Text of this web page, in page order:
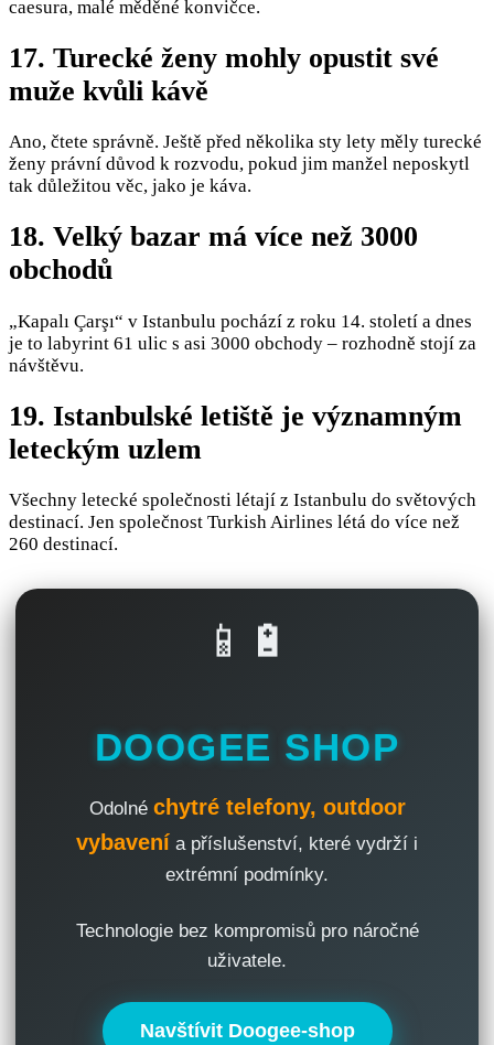
caesura, malé měděné konvičce.
17. Turecké ženy mohly opustit své
muže kvůli kávě
Ano, čtete správně. Ještě před několika sty lety měly turecké
ženy právní důvod k rozvodu, pokud jim manžel neposkytl
tak důležitou věc, jako je káva.
18. Velký bazar má více než 3000
obchodů
„Kapalı Çarşı“ v Istanbulu pochází z roku 14. století a dnes
je to labyrint 61 ulic s asi 3000 obchody – rozhodně stojí za
návštěvu.
19. Istanbulské letiště je významným
leteckým uzlem
Všechny letecké společnosti létají z Istanbulu do světových
destinací. Jen společnost Turkish Airlines létá do více než
260 destinací.
📱🔋
DOOGEE SHOP
Odolné chytré telefony, outdoor
vybavení a příslušenství, které vydrží i
extrémní podmínky.
Technologie bez kompromisů pro náročné
uživatele.
Navštívit Doogee-shop